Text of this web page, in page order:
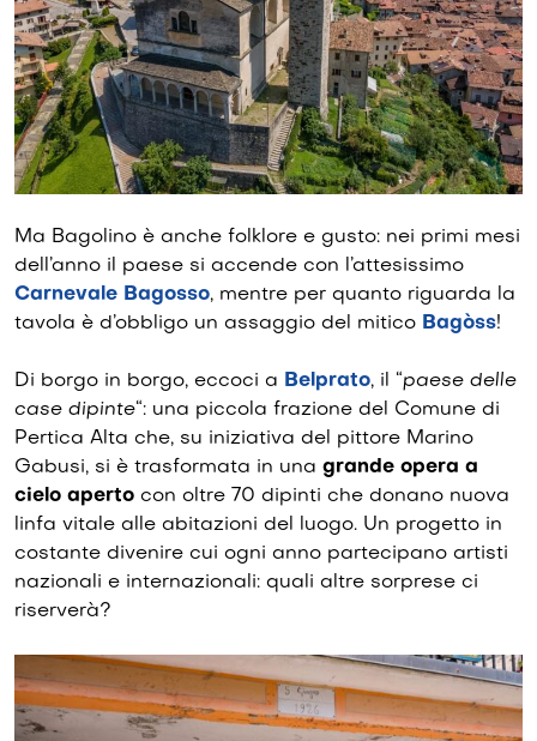
Ma Bagolino è anche folklore e gusto: nei primi mesi
dell’anno il paese si accende con l’attesissimo
Carnevale Bagosso, mentre per quanto riguarda la
tavola è d’obbligo un assaggio del mitico Bagòss!
Di borgo in borgo, eccoci a Belprato, il “paese delle
case dipinte“: una piccola frazione del Comune di
Pertica Alta che, su iniziativa del pittore Marino
Gabusi, si è trasformata in una grande opera a
cielo aperto con oltre 70 dipinti che donano nuova
linfa vitale alle abitazioni del luogo. Un progetto in
costante divenire cui ogni anno partecipano artisti
nazionali e internazionali: quali altre sorprese ci
riserverà?